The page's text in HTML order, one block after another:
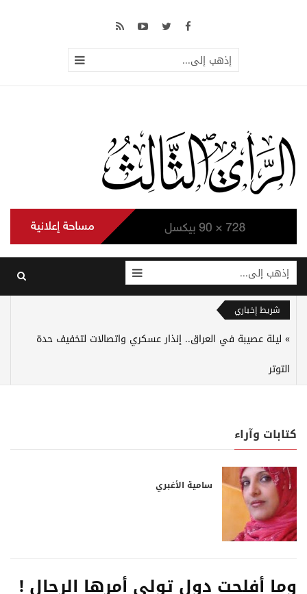
إذهب إلى...
إذهب إلى...
شريط إخباري
ليلة عصيبة في العراق.. إنذار عسكري واتصالات لتخفيف حدة
التوتر
كتابات وآراء
سامية الأغبري
وما أفلحت دول تولى أمرها الرجال !